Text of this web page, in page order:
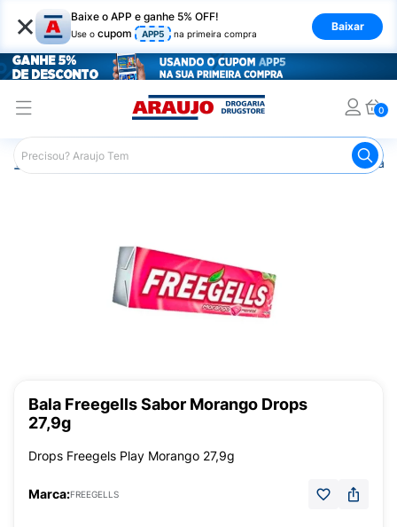
× Baixe o APP e ganhe 5% OFF!
Use o cupom APP5 na primeira compra
Baixar
0
Araujo Mercado
Bala Freegells Sabor Morango Drops
27,9g
Drops Freegels Play Morango 27,9g
Marca:FREEGELLS